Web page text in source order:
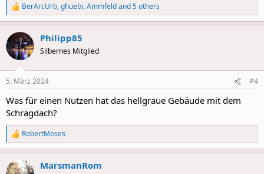
R
e
a
c
t
i
s
BerArcUrb,ghuebi,Ammfeldand 5 others
Philipp85
Silbernes Mitglied
5. März 2024 #4
Was für einen Nutzen hat das hellgraue Gebäude mit dem
Schrägdach?
R
e
a
c
RobertMoses
MarsmanRom